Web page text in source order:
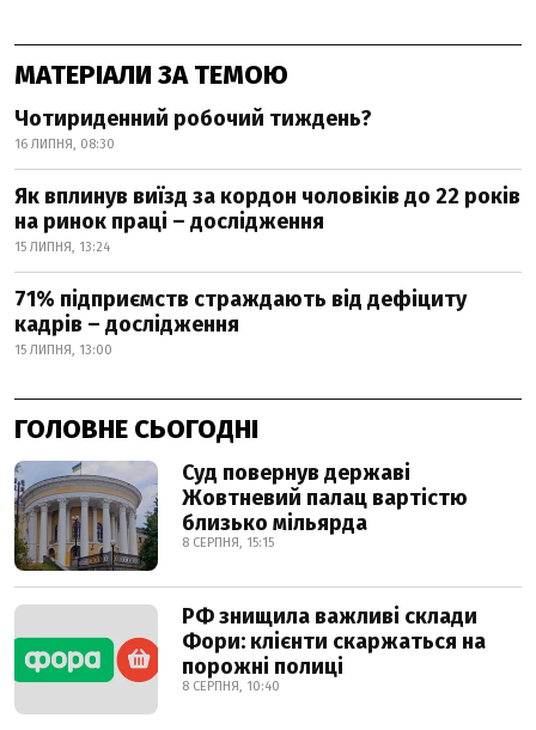
МАТЕРІАЛИ ЗА ТЕМОЮ
Чотириденний робочий тиждень?
16 ЛИПНЯ, 08:30
Як вплинув виїзд за кордон чоловіків до 22 років
на ринок праці – дослідження
15 ЛИПНЯ, 13:24
71% підприємств страждають від дефіциту
кадрів – дослідження
15 ЛИПНЯ, 13:00
ГОЛОВНЕ СЬОГОДНІ
Суд повернув державі
Жовтневий палац вартістю
близько мільярда
8 СЕРПНЯ, 15:15
РФ знищила важливі склади
Фори: клієнти скаржаться на
порожні полиці
8 СЕРПНЯ, 10:40